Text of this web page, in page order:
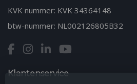
KVK nummer: KVK 34364148
btw-nummer: NL002126805B32
Klantenservice